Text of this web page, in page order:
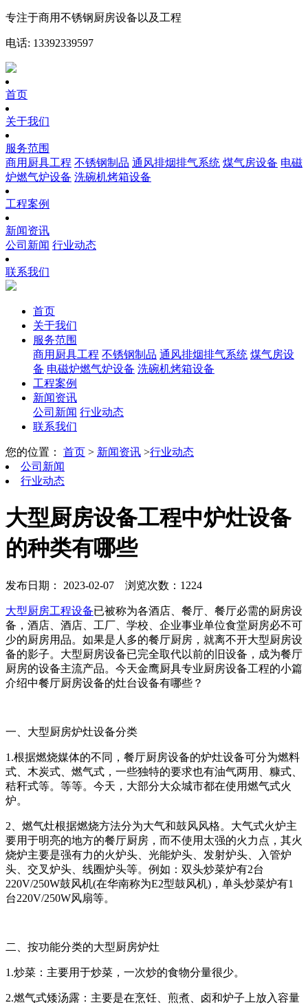
专注于商用不锈钢厨房设备以及工程
电话: 13392339597
首页
关于我们
服务范围
商用厨具工程 不锈钢制品 通风排烟排气系统 煤气房设备 电磁
炉燃气炉设备 洗碗机烤箱设备
工程案例
新闻资讯
公司新闻 行业动态
联系我们
首页
关于我们
服务范围
商用厨具工程 不锈钢制品 通风排烟排气系统 煤气房设
备 电磁炉燃气炉设备 洗碗机烤箱设备
工程案例
新闻资讯
公司新闻 行业动态
联系我们
您的位置： 首页 > 新闻资讯 >行业动态
公司新闻
行业动态
大型厨房设备工程中炉灶设备
的种类有哪些
发布日期： 2023-02-07 浏览次数：1224
大型厨房工程设备已被称为各酒店、餐厅、餐厅必需的厨房设
备，酒店、酒店、工厂、学校、企业事业单位食堂厨房必不可
少的厨房用品。如果是人多的餐厅厨房，就离不开大型厨房设
备的影子。大型厨房设备已完全取代以前的旧设备，成为餐厅
厨房的设备主流产品。今天金鹰厨具专业厨房设备工程的小篇
介绍中餐厅厨房设备的灶台设备有哪些？
一、大型厨房炉灶设备分类
1.根据燃烧媒体的不同，餐厅厨房设备的炉灶设备可分为燃料
式、木炭式、燃气式，一些独特的要求也有油气两用、糠式、
秸秆式等。等等。今天，大部分大众城市都在使用燃气式火
炉。
2、燃气灶根据燃烧方法分为大气和鼓风风格。大气式火炉主
要用于明亮的地方的餐厅厨房，而不使用太强的火力点，其火
烧炉主要是强有力的火炉头、光能炉头、发射炉头、入管炉
头、交叉炉头、线圈炉头等。例如：双头炒菜炉有2台
220V/250W鼓风机(在华南称为E2型鼓风机)，单头炒菜炉有1
台220V/250W风扇等。
二、按功能分类的大型厨房炉灶
1.炒菜：主要用于炒菜，一次炒的食物分量很少。
2.燃气式矮汤露：主要是在烹饪、煎煮、卤和炉子上放入容量